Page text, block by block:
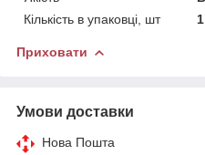
Кількість в упаковці, шт
Приховати
Умови доставки
Нова Пошта